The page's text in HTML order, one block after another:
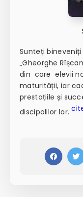
Sunteți bineveniți
„Gheorghe
din care elevii
maturității, iar
prestațiile și
discipolilor lor.